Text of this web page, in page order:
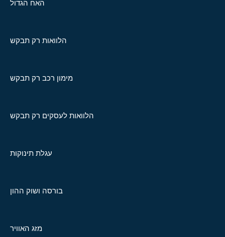
האח הגדול
הלוואות רק תבקש
מימון רכב רק תבקש
הלוואות לעסקים רק תבקש
עגלת תינוקות
בורסה ושוק ההון
מזג האוויר